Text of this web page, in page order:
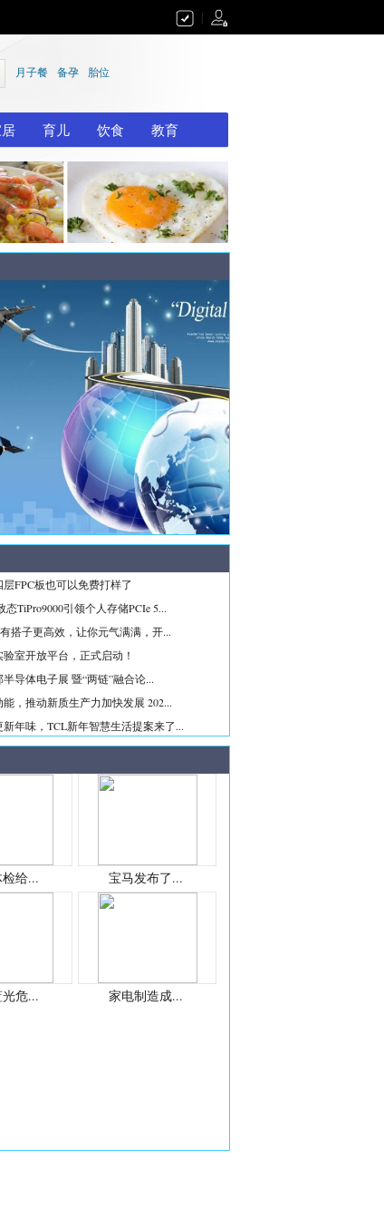
月子餐 备孕 胎位
育儿 饮食 教育
FPC板也可以免费打样了
态TiPro9000引领个人存储PCIe 5...
搭子更高效，让你元气满满，开...
室开放平台，正式启动！
导体电子展 暨“两链”融合论...
能，推动新质生产力加快发展 202...
年味，TCL新年智慧生活提案来了...
给... 宝马发布了...
危... 家电制造成...